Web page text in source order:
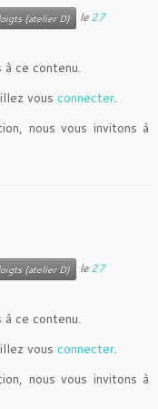
(atelier D) le27
ce contenu.
vous connecter.
nous vous invitons à
(atelier D) le27
ce contenu.
vous connecter.
nous vous invitons à